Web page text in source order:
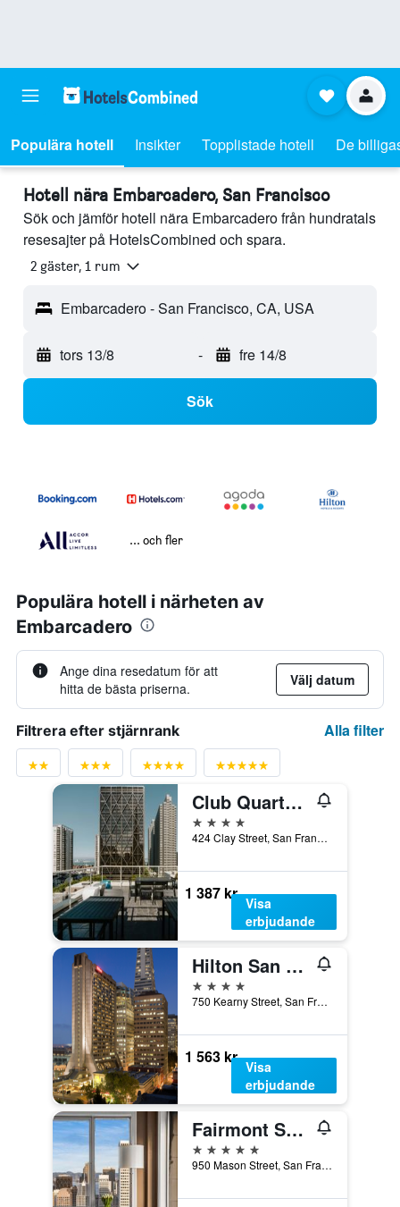
Populära hotell Insikter Topplistade hotell De
Hotell nära Embarcadero, San Francisco
Sök och jämför hotell nära Embarcadero från hundratals
resesajter på HotelsCombined och spara.
2 gäster, 1 rum
Embarcadero - San Francisco, CA, USA
tors 13/8 - fre 14/8
Sök
... och fler
Populära hotell i närheten av
Embarcadero
Ange dina resedatum för att
hitta de bästa priserna.
Välj datum
Filtrera efter stjärnrank Alla filter
Club Quarters Hotel in San Francisco
4 stjärnor
424 Clay Street, San Francisco, CA, USA
1 387 kr
Visa
erbjudande
Hilton San Francisco Financial District
4 stjärnor
750 Kearny Street, San Francisco, CA, USA
1 563 kr
Visa
erbjudande
Fairmont San Francisco
5 stjärnor
950 Mason Street, San Francisco, CA, USA